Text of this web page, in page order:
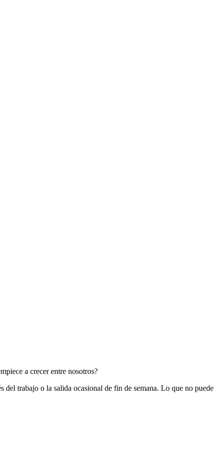
a crecer entre nosotros?
del trabajo o la salida ocasional de fin de semana. Lo que no puede